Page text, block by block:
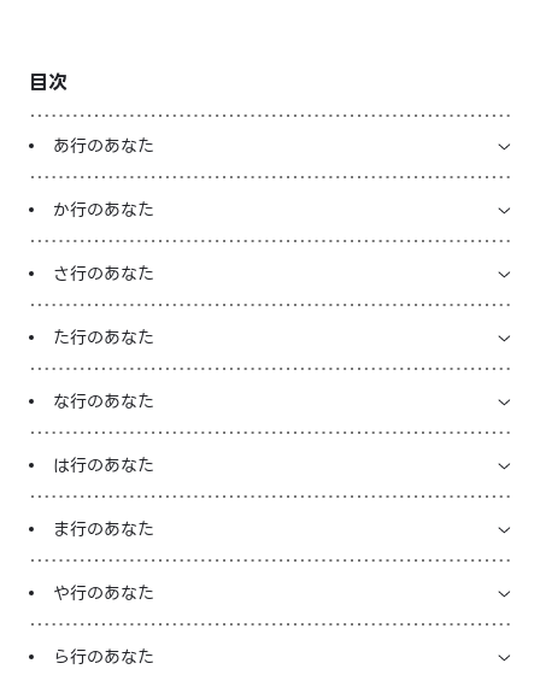
目次
あ行のあなた
か行のあなた
さ行のあなた
た行のあなた
な行のあなた
は行のあなた
ま行のあなた
や行のあなた
ら行のあなた